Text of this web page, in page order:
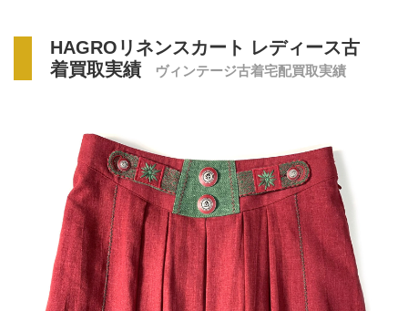
HAGROリネンスカート レディース古
着買取実績
ヴィンテージ古着宅配買取実績